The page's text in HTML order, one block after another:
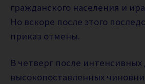
гражданского населения и
Но вскоре после этого
приказ отмены.
В четверг после
высокопоставленных